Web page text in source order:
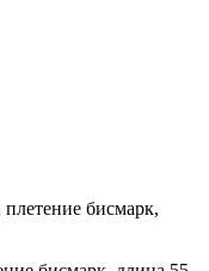
бисмарк,